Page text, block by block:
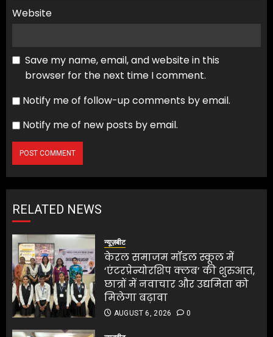
Website
Save my name, email, and website in this
browser for the next time I comment.
Notify me of follow-up comments by email.
Notify me of new posts by email.
RELATED NEWS
न्यूज़बीट
केरल समाजम मॉडल स्कूल में
‘एंटरप्रेन्योरशिप क्लब’ की शुरुआत,
छात्रों में नवाचार और उद्यमिता को
मिलेगा बढ़ावा
AUGUST 6, 2026 0